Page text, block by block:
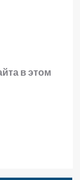
в этом